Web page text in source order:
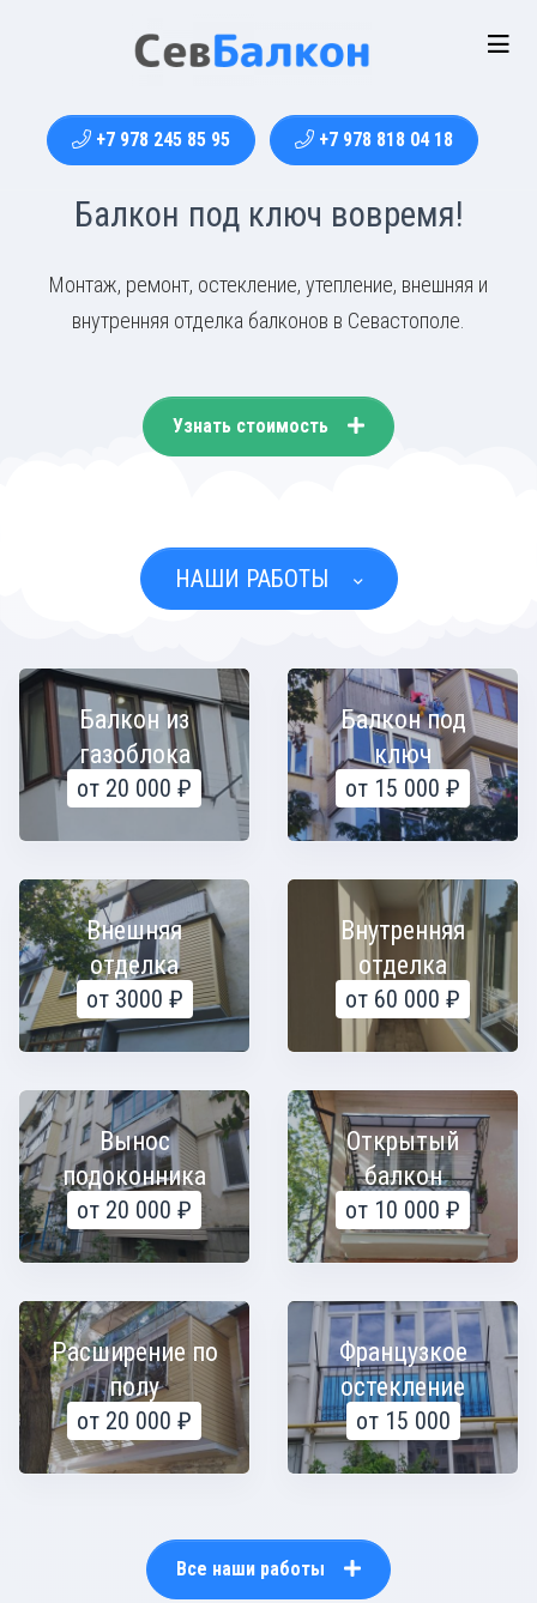
+7 978 245 85 95 +7 978 818 04 18
Балкон под ключ вовремя!
Монтаж, ремонт, остекление, утепление, внешняя и
внутренняя отделка балконов в Севастополе.
Узнать стоимость
НАШИ РАБОТЫ
Балкон из
газоблока
от 20 000 ₽
Балкон под
ключ
от 15 000 ₽
Внешняя
отделка
от 3000 ₽
Внутренняя
отделка
от 60 000 ₽
Вынос
подоконника
от 20 000 ₽
Открытый
балкон
от 10 000 ₽
Расширение по
полу
от 20 000 ₽
Французкое
остекление
от 15 000
Все наши работы